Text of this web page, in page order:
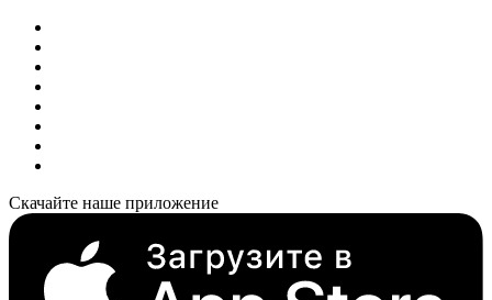
Скачайте наше приложение